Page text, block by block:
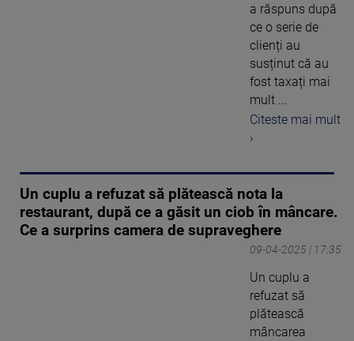
a răspuns după
ce o serie de
clienți au
susținut că au
fost taxați mai
mult ...
Citeste mai mult
›
Un cuplu a refuzat să plătească nota la
restaurant, după ce a găsit un ciob în mâncare.
Ce a surprins camera de supraveghere
09-04-2025 | 17:35
Un cuplu a
refuzat să
plătească
mâncarea